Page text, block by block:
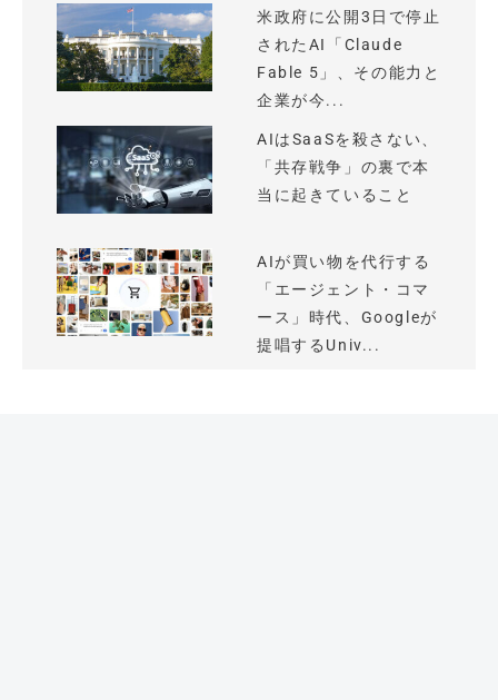
米政府に公開3日で停止
されたAI「Claude
Fable 5」、その能力と
企業が今...
AIはSaaSを殺さない、
「共存戦争」の裏で本
当に起きていること
AIが買い物を代行する
「エージェント・コマ
ース」時代、Googleが
提唱するUniv...